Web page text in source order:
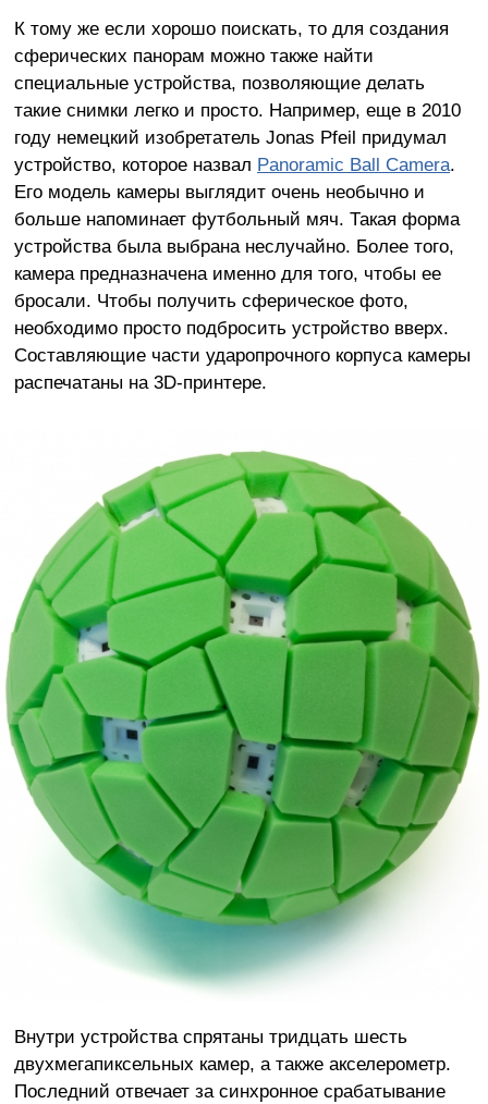
К тому же если хорошо поискать, то для создания
сферических панорам можно также найти
специальные устройства, позволяющие делать
такие снимки легко и просто. Например, еще в 2010
году немецкий изобретатель Jonas Pfeil придумал
устройство, которое назвал Panoramic Ball Camera.
Его модель камеры выглядит очень необычно и
больше напоминает футбольный мяч. Такая форма
устройства была выбрана неслучайно. Более того,
камера предназначена именно для того, чтобы ее
бросали. Чтобы получить сферическое фото,
необходимо просто подбросить устройство вверх.
Составляющие части ударопрочного корпуса камеры
распечатаны на 3D-принтере.
Внутри устройства спрятаны тридцать шесть
двухмегапиксельных камер, а также акселерометр.
Последний отвечает за синхронное срабатывание